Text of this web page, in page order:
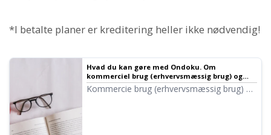
*I betalte planer er kreditering heller ikke nødvendig!
Hvad du kan gøre med Ondoku. Om
kommerciel brug (erhvervsmæssig brug) og
forbudte handlinger.
Kommercie brug (erhvervsmæssig brug) er